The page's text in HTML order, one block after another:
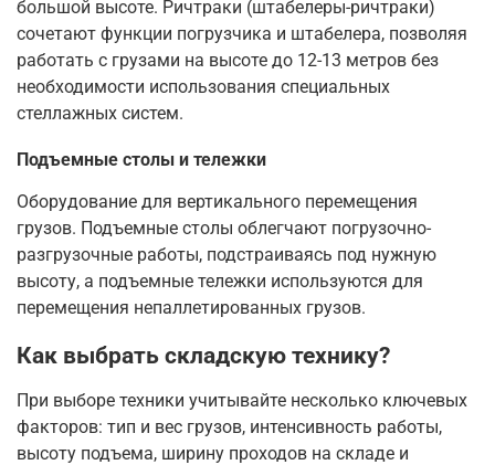
большой высоте. Ричтраки (штабелеры-ричтраки)
сочетают функции погрузчика и штабелера, позволяя
работать с грузами на высоте до 12-13 метров без
необходимости использования специальных
стеллажных систем.
Подъемные столы и тележки
Оборудование для вертикального перемещения
грузов. Подъемные столы облегчают погрузочно-
разгрузочные работы, подстраиваясь под нужную
высоту, а подъемные тележки используются для
перемещения непаллетированных грузов.
Как выбрать складскую технику?
При выборе техники учитывайте несколько ключевых
факторов: тип и вес грузов, интенсивность работы,
высоту подъема, ширину проходов на складе и